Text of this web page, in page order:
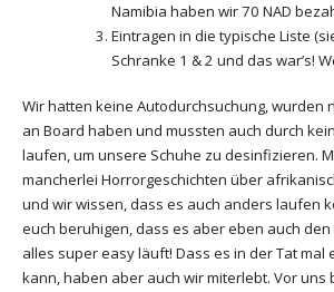
Namibia haben wir 70 NAD
Eintragen in die typische Liste
Schranke 1 & 2 und das war’s!
Wir hatten keine Autodurchsuchung, wurden
an Board haben und mussten auch durch
laufen, um unsere Schuhe zu desinfizieren.
mancherlei Horrorgeschichten über
und wir wissen, dass es auch anders laufen
euch beruhigen, dass es aber eben auch den
alles super easy läuft! Dass es in der Tat mal
kann, haben aber auch wir miterlebt. Vor uns